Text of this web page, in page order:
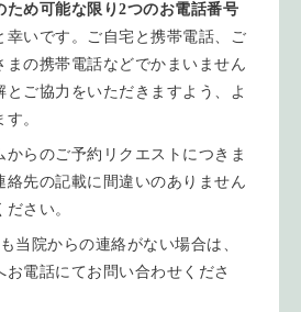
ため可能な限り2つのお電話番号
幸いです。ご自宅と携帯電話、ご
まの携帯電話などでかまいません
とご協力をいただきますよう、よ
。
からのご予約リクエストにつきま
絡先の記載に間違いのありません
さい。
当院からの連絡がない場合は、
お電話にてお問い合わせくださ